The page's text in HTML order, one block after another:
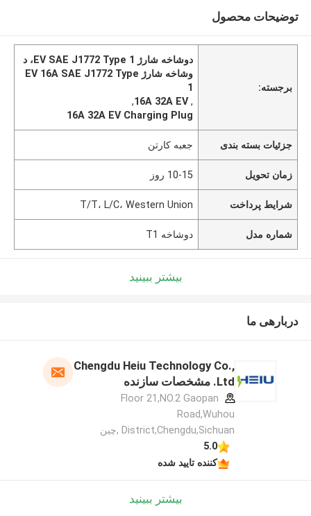
توضیحات محصول
برجسته:
دوشاخه شارژ EV SAE J1772 Type 1، د
وشاخه شارژ EV 16A SAE J1772 Type
1
,
16A 32A EV
,
16A 32A EV Charging Plug
جزئیات بسته بندی جعبه کارتن
زمان تحویل 10-15 روز
شرایط پرداخت T/T، L/C، Western Union
شماره مدل دوشاخه T1
بیشتر ببینید
دربارهی ما
Chengdu Heiu Technology Co.,
Ltd. مشخصات سازنده
Floor 21,NO.2 Gaopan
Road,Wuhou
District,Chengdu,Sichuan ,چین
5.0
کننده تایید شده
بیشتر ببینید